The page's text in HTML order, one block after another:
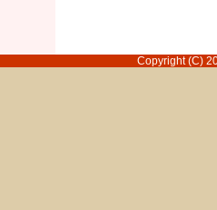
Copyright (C)